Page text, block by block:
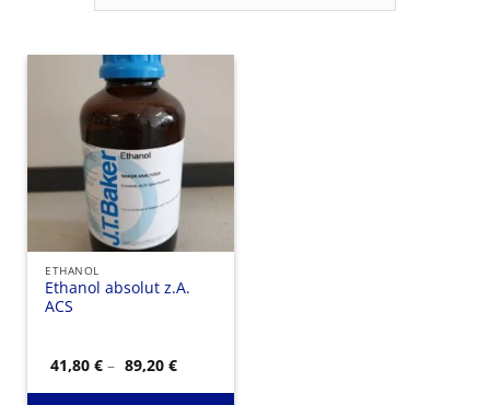
ETHANOL
Ethanol absolut z.A.
ACS
41,80€ – 89,20€Preisspanne:
41,80 €
bis